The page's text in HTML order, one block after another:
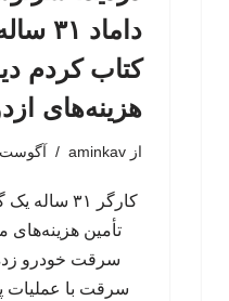
کتاب کردم
هزینه‌های
از aminkav آگوست 2, 2026
کارگر ۳۱
تأمین
سرقت خودرو زده
سرقت با عملیات